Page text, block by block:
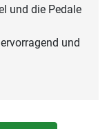
und die Pedale
und